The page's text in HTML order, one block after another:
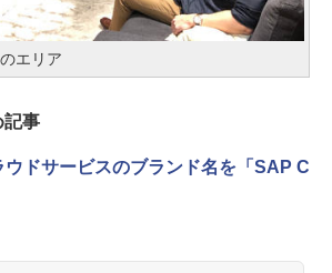
エリア
記事
ウドサービスのブランド名を「SAP C